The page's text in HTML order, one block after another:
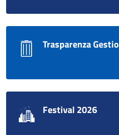
Trasparenza
Festival 2026